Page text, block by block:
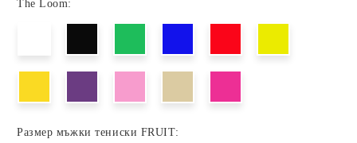
The Loom:
Размер мъжки тениски FRUIT: